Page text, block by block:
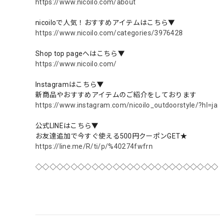
https://www.nicoilo.com/about
nicoiloで人気！おすすめアイテムはこちら▼
https://www.nicoilo.com/categories/3976428
Shop top pageへはこちら▼
https://www.nicoilo.com/
Instagramはこちら▼
新商品やおすすめアイテムのご紹介をしております
https://www.instagram.com/nicoilo_outdoorstyle/?hl=ja
公式LINEはこちら▼
お友達追加で今すぐ使える500円クーポンGET★
https://line.me/R/ti/p/%40274fwfrn
◇◇◇◇◇◇◇◇◇◇◇◇◇◇◇◇◇◇◇◇◇◇◇◇◇◇